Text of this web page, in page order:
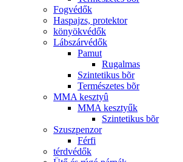
Fogvédők
Haspajzs, protektor
könyökvédők
Lábszárvédők
Pamut
Rugalmas
Szintetikus bõr
Természetes bõr
MMA kesztyû
MMA kesztyűk
Szintetikus bõr
Szuszpenzor
Férfi
térdvédők